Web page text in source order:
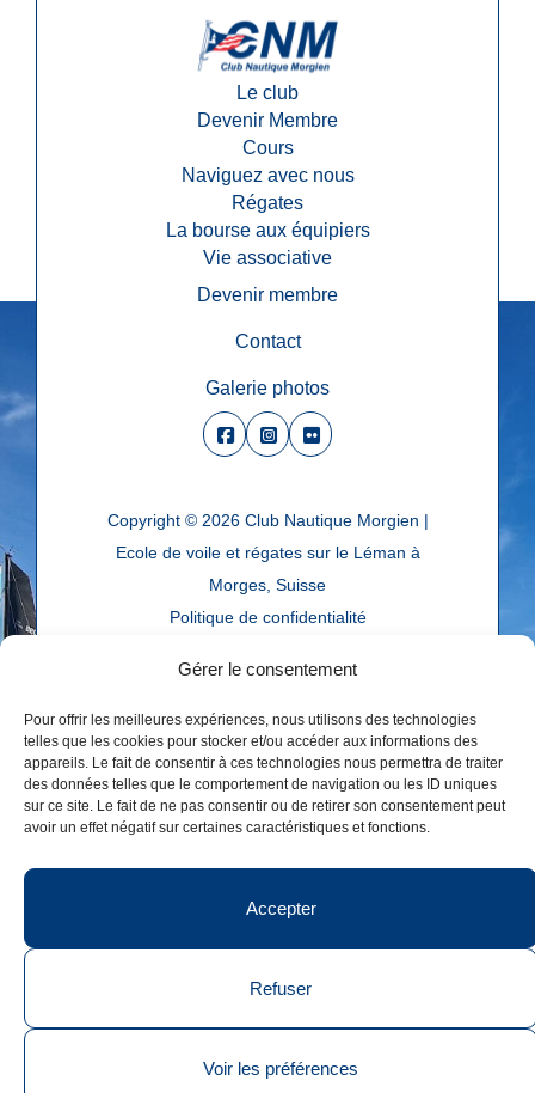
Gérer le consentement
Pour offrir les meilleures expériences, nous utilisons des technologies
telles que les cookies pour stocker et/ou accéder aux informations des
appareils. Le fait de consentir à ces technologies nous permettra de traiter
des données telles que le comportement de navigation ou les ID uniques
sur ce site. Le fait de ne pas consentir ou de retirer son consentement peut
avoir un effet négatif sur certaines caractéristiques et fonctions.
Accepter
Refuser
Voir les préférences
Le club
Devenir Membre
Cours
Naviguez avec nous
Régates
La bourse aux équipiers
Vie associative
Devenir membre
Contact
Galerie photos
Copyright © 2026 Club Nautique Morgien |
Ecole de voile et régates sur le Léman à
Morges, Suisse
Politique de confidentialité